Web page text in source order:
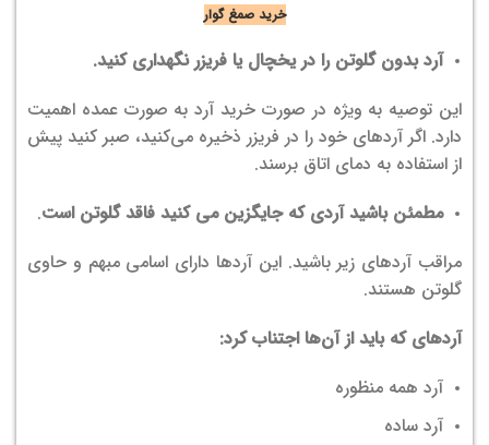
خرید صمغ گوار
آرد بدون گلوتن را در یخچال یا فریزر نگهداری کنید.
این توصیه به ویژه در صورت خرید آرد به صورت عمده اهمیت
دارد. اگر آردهای خود را در فریزر ذخیره می‌کنید، صبر کنید پیش
از استفاده به دمای اتاق برسند.
مطمئن باشید آردی که جایگزین می کنید فاقد گلوتن است.
مراقب آردهای زیر باشید. این آردها دارای اسامی مبهم و حاوی
گلوتن هستند.
آرد‌های که باید از آن‌ها اجتناب کرد:
آرد همه منظوره
آرد ساده